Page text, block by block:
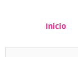
Inicio